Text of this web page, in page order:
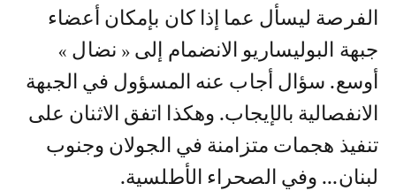
الفرصة ليسأل عما إذا كان بإمكان أعضاء
جبهة البوليساريو الانضمام إلى « نضال »
أوسع. سؤال أجاب عنه المسؤول في الجبهة
الانفصالية بالإيجاب. وهكذا اتفق الاثنان على
تنفيذ هجمات متزامنة في الجولان وجنوب
لبنان... وفي الصحراء الأطلسية.